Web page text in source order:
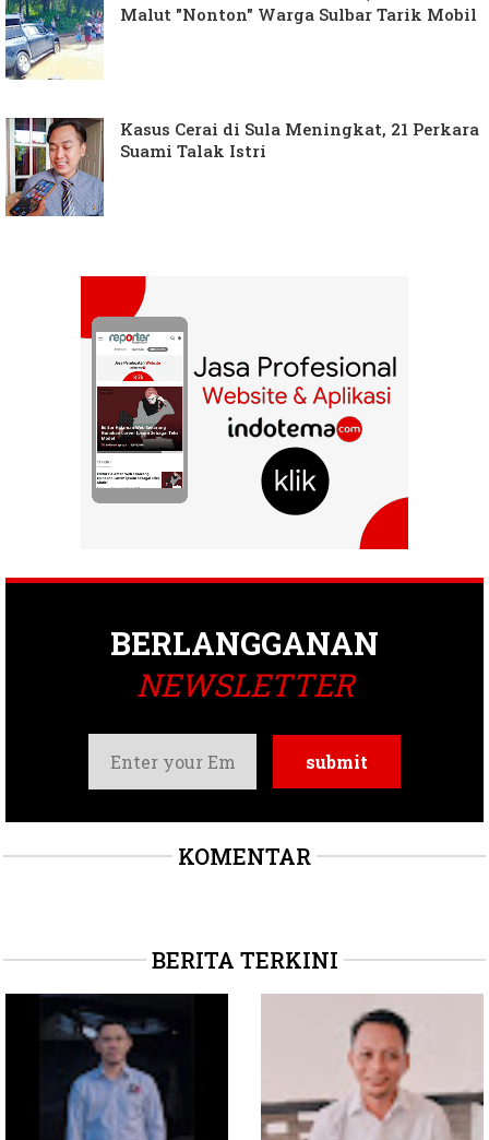
Malut "Nonton" Warga Sulbar Tarik Mobil
Kasus Cerai di Sula Meningkat, 21 Perkara
Suami Talak Istri
BERLANGGANAN
NEWSLETTER
KOMENTAR
BERITA TERKINI